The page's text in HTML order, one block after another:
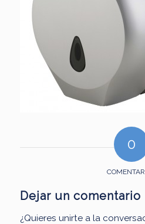
0
Dejar un comentario
¿Quieres unirte a la